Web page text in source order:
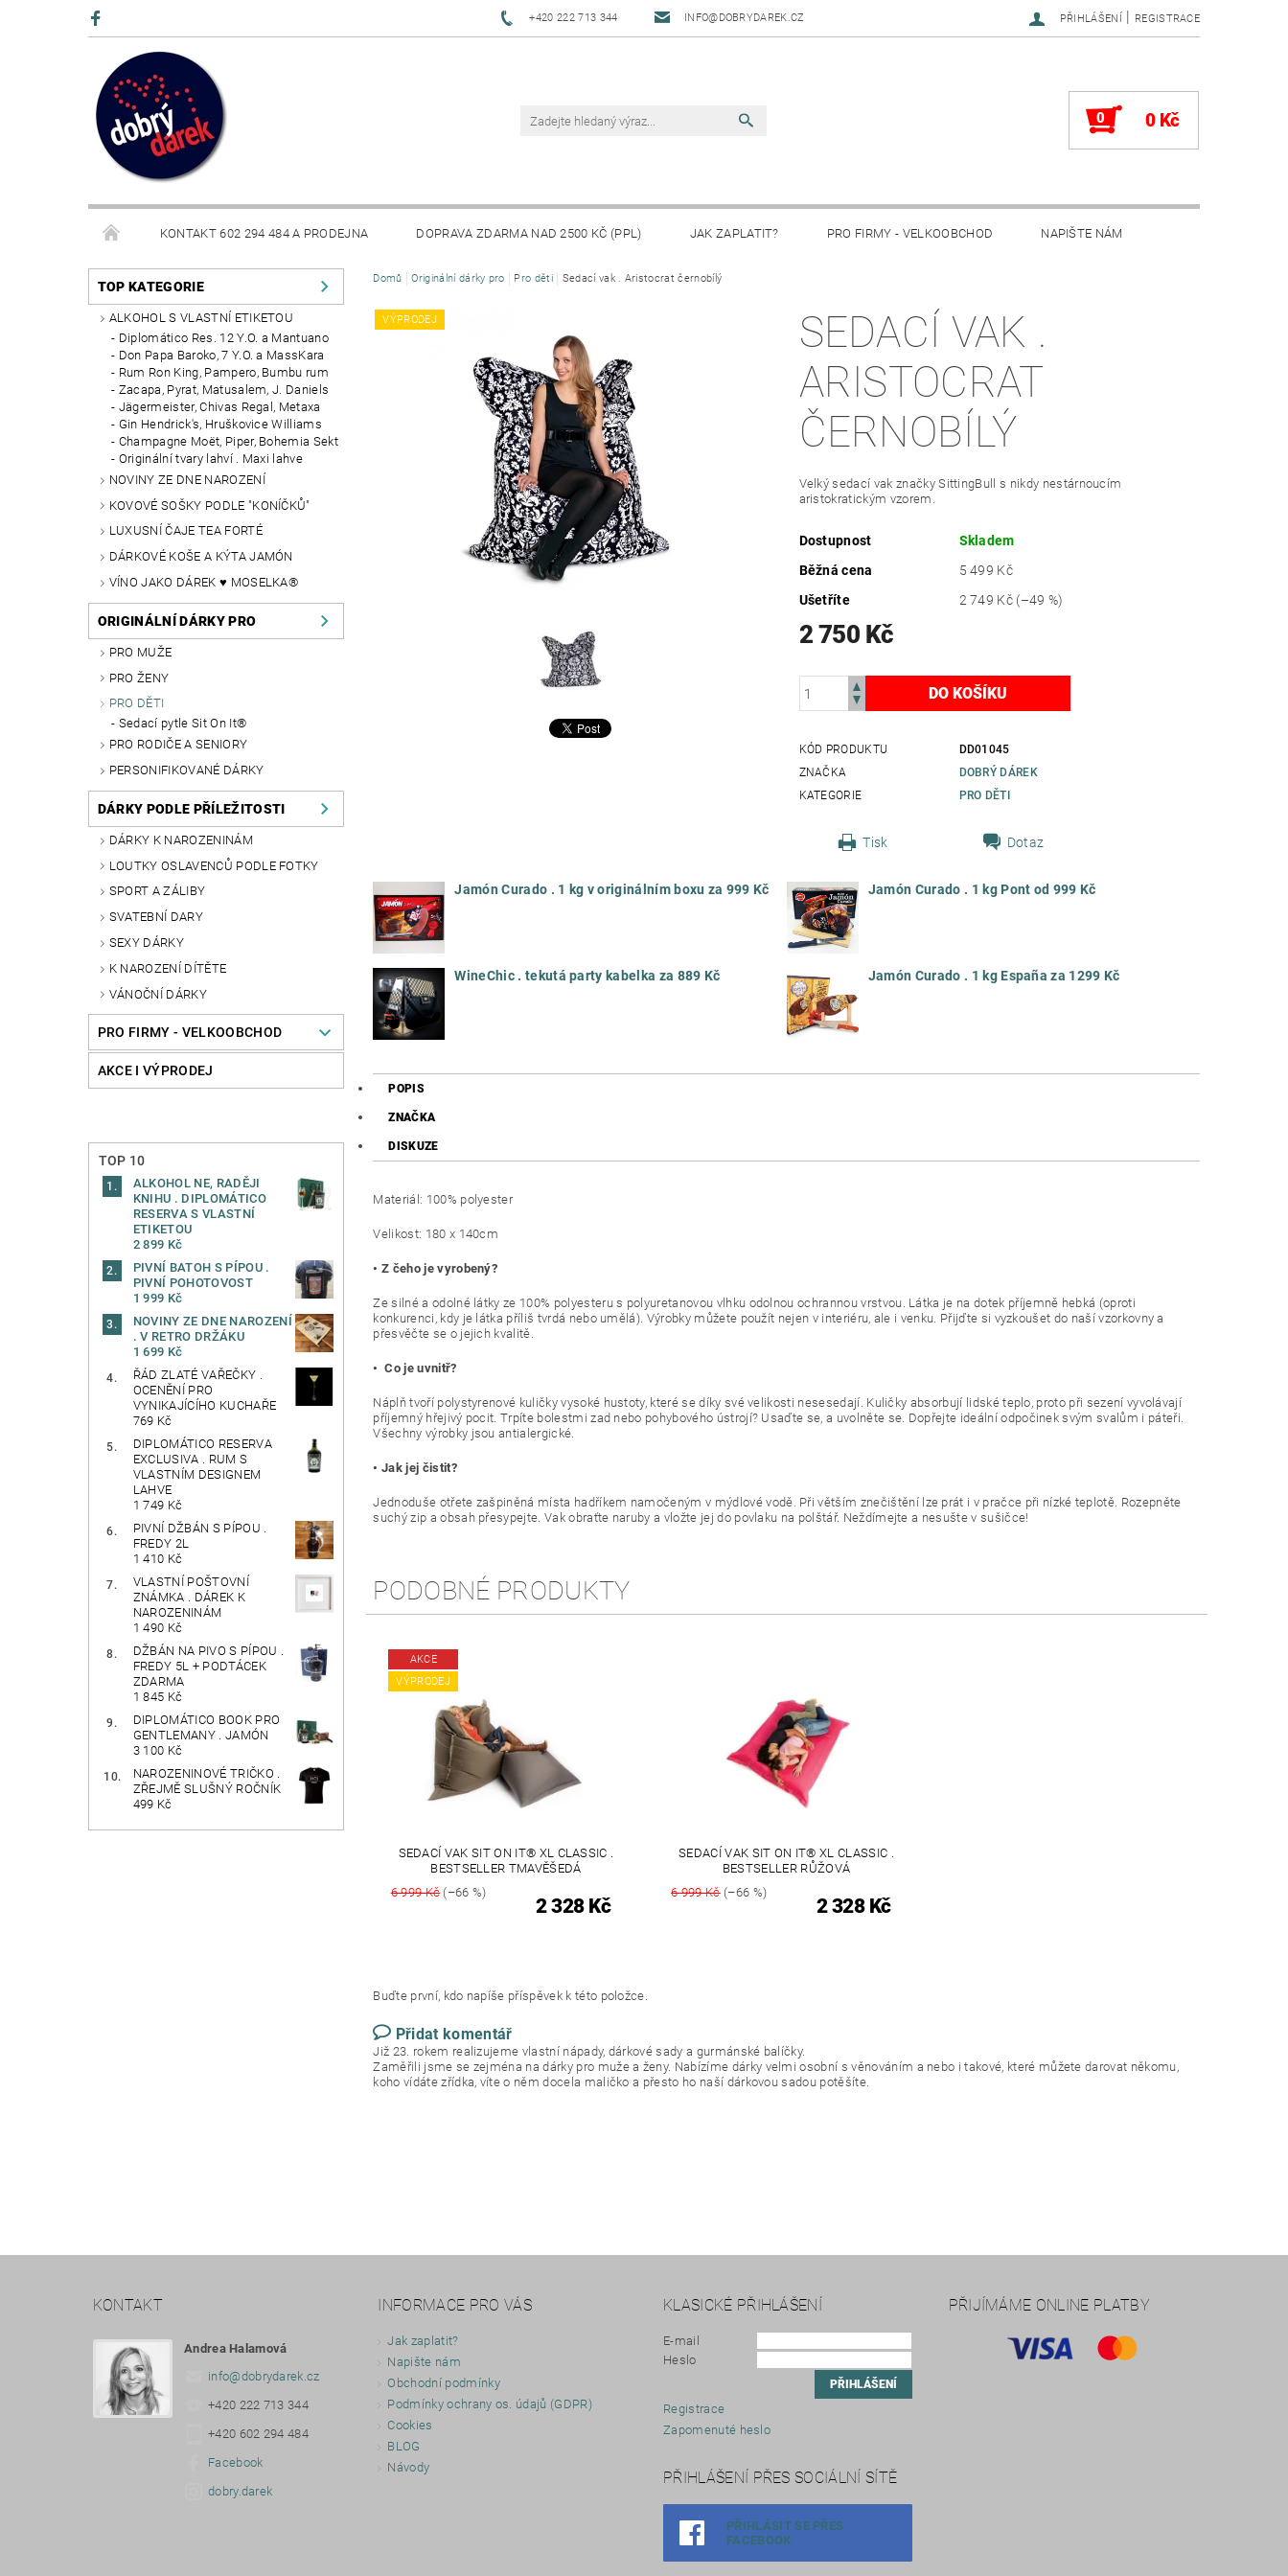
+420 222 713 344 INFO@DOBRYDAREK.CZ PŘIHLÁŠENÍ | REGISTRACE
0 0 Kč
KONTAKT 602 294 484 A PRODEJNA DOPRAVA ZDARMA NAD 2500 KČ (PPL) JAK ZAPLATIT? PRO FIRMY - VELKOOBCHOD NAPIŠTE NÁM
BLOG
TOP KATEGORIE
ALKOHOL S VLASTNÍ ETIKETOU
Diplomático Res. 12 Y.O. a Mantuano
Don Papa Baroko, 7 Y.O. a MassKara
Rum Ron King, Pampero, Bumbu rum
Zacapa, Pyrat, Matusalem, J. Daniels
Jägermeister, Chivas Regal, Metaxa
Gin Hendrick's, Hruškovice Williams
Champagne Moët, Piper, Bohemia Sekt
Originální tvary lahví . Maxi lahve
NOVINY ZE DNE NAROZENÍ
KOVOVÉ SOŠKY PODLE "KONÍČKŮ"
LUXUSNÍ ČAJE TEA FORTÉ
DÁRKOVÉ KOŠE A KÝTA JAMÓN
VÍNO JAKO DÁREK ♥ MOSELKA®
ORIGINÁLNÍ DÁRKY PRO
PRO MUŽE
PRO ŽENY
PRO DĚTI
Sedací pytle Sit On It®
PRO RODIČE A SENIORY
PERSONIFIKOVANÉ DÁRKY
DÁRKY PODLE PŘÍLEŽITOSTI
DÁRKY K NAROZENINÁM
LOUTKY OSLAVENCŮ PODLE FOTKY
SPORT A ZÁLIBY
SVATEBNÍ DARY
SEXY DÁRKY
K NAROZENÍ DÍTĚTE
VÁNOČNÍ DÁRKY
PRO FIRMY - VELKOOBCHOD
AKCE I VÝPRODEJ
TOP 10
ALKOHOL NE, RADĚJI
KNIHU . DIPLOMÁTICO
RESERVA S VLASTNÍ
ETIKETOU
2 899 Kč
PIVNÍ BATOH S PÍPOU .
PIVNÍ POHOTOVOST
1 999 Kč
NOVINY ZE DNE NAROZENÍ
. V RETRO DRŽÁKU
1 699 Kč
ŘÁD ZLATÉ VAŘEČKY .
OCENĚNÍ PRO
VYNIKAJÍCÍHO KUCHAŘE
769 Kč
DIPLOMÁTICO RESERVA
EXCLUSIVA . RUM S
VLASTNÍM DESIGNEM
LAHVE
1 749 Kč
PIVNÍ DŽBÁN S PÍPOU .
FREDY 2L
1 410 Kč
VLASTNÍ POŠTOVNÍ
ZNÁMKA . DÁREK K
NAROZENINÁM
1 490 Kč
DŽBÁN NA PIVO S PÍPOU .
FREDY 5L + PODTÁCEK
ZDARMA
1 845 Kč
DIPLOMÁTICO BOOK PRO
GENTLEMANY . JAMÓN
3 100 Kč
NAROZENINOVÉ TRIČKO .
ZŘEJMĚ SLUŠNÝ ROČNÍK
499 Kč
Domů Originální dárky pro Pro děti Sedací vak . Aristocrat černobílý
VÝPRODEJ
SEDACÍ VAK .
ARISTOCRAT
ČERNOBÍLÝ
Velký sedací vak značky SittingBull s nikdy nestárnoucím
aristokratickým vzorem.
Dostupnost
Skladem
Běžná cena
5 499 Kč
Ušetříte
2 749 Kč (–49 %)
2 750 Kč
KÓD PRODUKTU
DD01045
ZNAČKA
DOBRÝ DÁREK
KATEGORIE
PRO DĚTI
Tisk Dotaz
Jamón Curado . 1 kg v originálním boxu za 999 Kč Jamón Curado . 1 kg Pont od 999 Kč
WineChic . tekutá party kabelka za 889 Kč Jamón Curado . 1 kg España za 1299 Kč
POPIS
ZNAČKA
DISKUZE
Materiál: 100% polyester
Velikost: 180 x 140cm
• Z čeho je vyrobený?
Ze silné a odolné látky ze 100% polyesteru s polyuretanovou vlhku odolnou ochrannou vrstvou. Látka je na dotek příjemně hebká (oproti
konkurenci, kdy je látka příliš tvrdá nebo umělá). Výrobky můžete použít nejen v interiéru, ale i venku. Přijďte si vyzkoušet do naší vzorkovny a
přesvěčte se o jejich kvalitě.
• Co je uvnitř?
Náplň tvoří polystyrenové kuličky vysoké hustoty, které se díky své velikosti nesesedají. Kuličky absorbují lidské teplo, proto při sezení vyvolávají
příjemný hřejivý pocit. Trpíte bolestmi zad nebo pohybového ústrojí? Usaďte se, a uvolněte se. Dopřejte ideální odpočinek svým svalům i páteři.
Všechny výrobky jsou antialergické.
• Jak jej čistit?
Jednoduše otřete zašpiněná místa hadříkem namočeným v mýdlové vodě. Při větším znečištění lze prát i v pračce při nízké teplotě. Rozepněte
suchý zip a obsah přesypejte. Vak obraťte naruby a vložte jej do povlaku na polštář. Neždímejte a nesušte v sušičce!
PODOBNÉ PRODUKTY
AKCE
VÝPRODEJ
SEDACÍ VAK SIT ON IT® XL CLASSIC .
BESTSELLER TMAVĚŠEDÁ
6 999 Kč(–66 %)
2 328 Kč
SEDACÍ VAK SIT ON IT® XL CLASSIC .
BESTSELLER RŮŽOVÁ
6 999 Kč(–66 %)
2 328 Kč
Buďte první, kdo napíše příspěvek k této položce.
Přidat komentář
Již 23. rokem realizujeme vlastní nápady, dárkové sady a gurmánské balíčky.
Zaměřili jsme se zejména na dárky pro muže a ženy. Nabízíme dárky velmi osobní s věnováním a nebo i takové, které můžete darovat někomu,
koho vídáte zřídka, víte o něm docela maličko a přesto ho naší dárkovou sadou potěšíte.
KONTAKT
Andrea Halamová
info@dobrydarek.cz
+420 222 713 344
+420 602 294 484
Facebook
dobry.darek
INFORMACE PRO VÁS
Jak zaplatit?
Napište nám
Obchodní podmínky
Podmínky ochrany os. údajů (GDPR)
Cookies
BLOG
Návody
KLASICKÉ PŘIHLÁŠENÍ
E-mail
Heslo
Registrace
Zapomenuté heslo
PŘIHLÁŠENÍ PŘES SOCIÁLNÍ SÍTĚ
PŘIHLÁSIT SE PŘES
FACEBOOK
PŘIJÍMÁME ONLINE PLATBY